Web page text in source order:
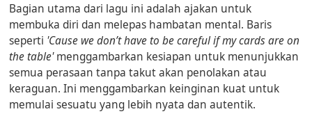
Bagian utama dari lagu ini adalah ajakan untuk
membuka diri dan melepas hambatan mental. Baris
seperti 'Cause we don’t have to be careful if my cards are on
the table'menggambarkan kesiapan untuk menunjukkan
semua perasaan tanpa takut akan penolakan atau
keraguan. Ini menggambarkan keinginan kuat untuk
memulai sesuatu yang lebih nyata dan autentik.